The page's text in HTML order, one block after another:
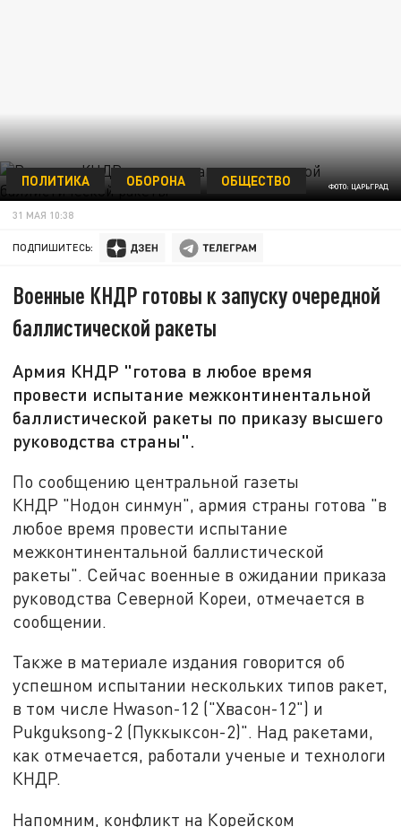
ФОТО: ЦАРЬГРАД
ПОЛИТИКА ОБОРОНА ОБЩЕСТВО
31 МАЯ 10:38
ПОДПИШИТЕСЬ:
Военные КНДР готовы к запуску очередной
баллистической ракеты
Армия КНДР "готова в любое время
провести испытание межконтинентальной
баллистической ракеты по приказу высшего
руководства страны".
По сообщению центральной газеты
КНДР "Нодон синмун", армия страны готова "в
любое время провести испытание
межконтинентальной баллистической
ракеты". Сейчас военные в ожидании приказа
руководства Северной Кореи, отмечается в
сообщении.
Также в материале издания говорится об
успешном испытании нескольких типов ракет,
в том числе Hwason-12 ("Хвасон-12") и
Pukguksong-2 (Пуккыксон-2)". Над ракетами,
как отмечается, работали ученые и технологи
КНДР.
Напомним, конфликт на Корейском